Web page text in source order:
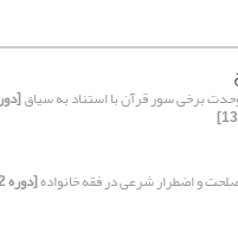
برخی سور قرآن با استناد به سیاق
و اضطرار شرعی در فقه خانواده